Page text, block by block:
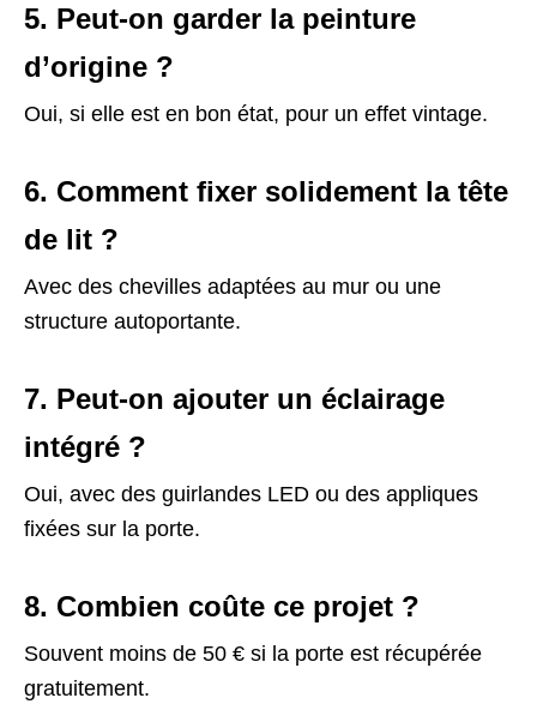
5. Peut-on garder la peinture
d’origine ?
Oui, si elle est en bon état, pour un effet vintage.
6. Comment fixer solidement la tête
de lit ?
Avec des chevilles adaptées au mur ou une
structure autoportante.
7. Peut-on ajouter un éclairage
intégré ?
Oui, avec des guirlandes LED ou des appliques
fixées sur la porte.
8. Combien coûte ce projet ?
Souvent moins de 50 € si la porte est récupérée
gratuitement.